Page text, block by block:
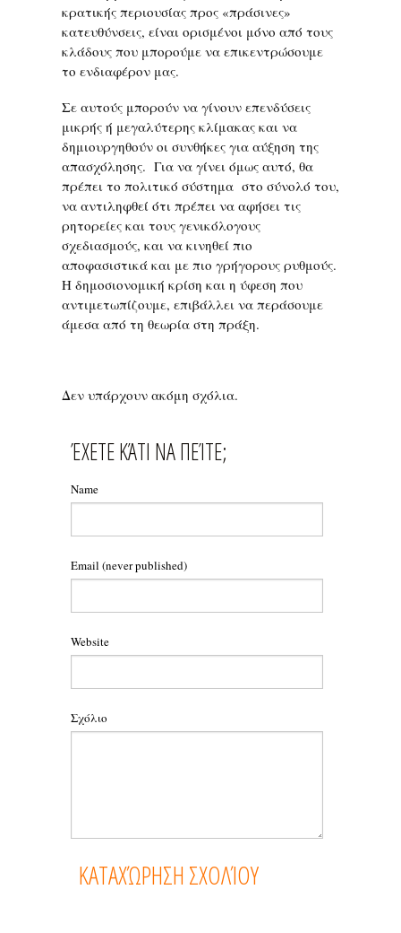
κρατικής περιουσίας προς «πράσινες»
κατευθύνσεις, είναι ορισμένοι μόνο από τους
κλάδους που μπορούμε να επικεντρώσουμε
το ενδιαφέρον μας.
Σε αυτούς μπορούν να γίνουν επενδύσεις
μικρής ή μεγαλύτερης κλίμακας και να
δημιουργηθούν οι συνθήκες για αύξηση της
απασχόλησης. Για να γίνει όμως αυτό, θα
πρέπει το πολιτικό σύστημα στο σύνολό του,
να αντιληφθεί ότι πρέπει να αφήσει τις
ρητορείες και τους γενικόλογους
σχεδιασμούς, και να κινηθεί πιο
αποφασιστικά και με πιο γρήγορους ρυθμούς.
Η δημοσιονομική κρίση και η ύφεση που
αντιμετωπίζουμε, επιβάλλει να περάσουμε
άμεσα από τη θεωρία στη πράξη.
Δεν υπάρχουν ακόμη σχόλια.
ΈΧΕΤΕ ΚΆΤΙ ΝΑ ΠΕΊΤΕ;
Name
Email (never published)
Website
Σχόλιο